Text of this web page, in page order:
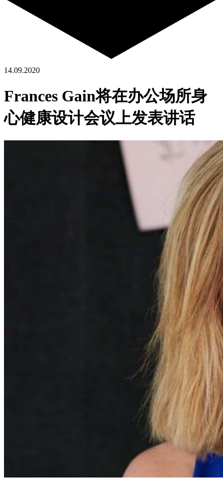
14.09.2020
Frances Gain将在办公场所身
心健康设计会议上发表讲话